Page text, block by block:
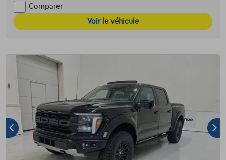
Comparer
Voir le véhicule